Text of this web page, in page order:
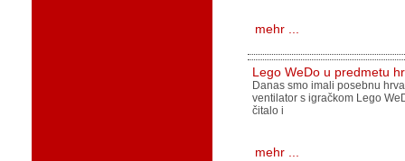
mehr ...
Lego WeDo u predmetu
Danas smo imali posebnu
ventilator s igračkom Lego
čitalo i
mehr ...